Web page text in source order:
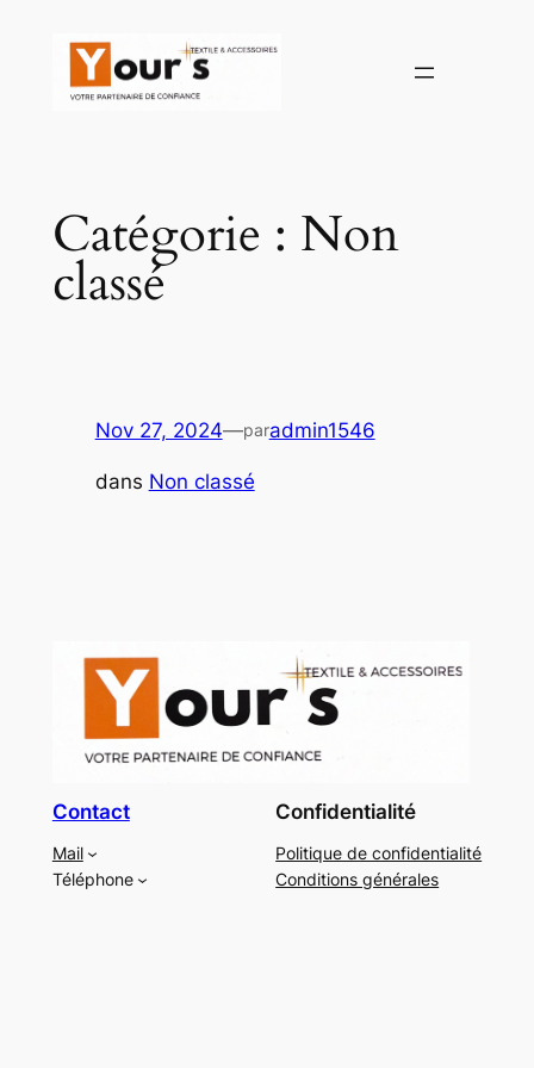
contenu
Catégorie : Non
classé
Nov 27, 2024—paradmin1546
dans Non classé
Contact
Mail
Téléphone
Confidentialité
Politique de confidentialité
Conditions générales